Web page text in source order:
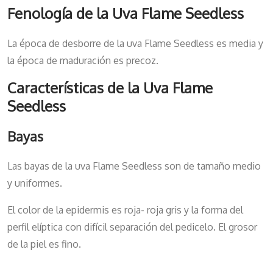
Fenología de la Uva Flame Seedless
La época de desborre de la uva Flame Seedless es media y
la época de maduración es precoz.
Características de la Uva Flame
Seedless
Bayas
Las bayas de la uva Flame Seedless son de tamaño medio
y uniformes.
El color de la epidermis es roja- roja gris y la forma del
perfil elíptica con difícil separación del pedicelo. El grosor
de la piel es fino.